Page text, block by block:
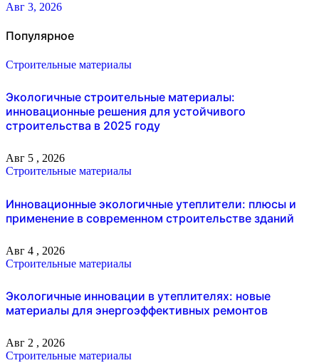
Авг 3, 2026
Популярное
Строительные материалы
Экологичные строительные материалы:
инновационные решения для устойчивого
строительства в 2025 году
Авг 5 , 2026
Строительные материалы
Инновационные экологичные утеплители: плюсы и
применение в современном строительстве зданий
Авг 4 , 2026
Строительные материалы
Экологичные инновации в утеплителях: новые
материалы для энергоэффективных ремонтов
Авг 2 , 2026
Строительные материалы